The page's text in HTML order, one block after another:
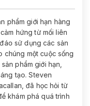
phẩm giới hạn hàng
hứng từ mối liên
sử dụng các sản
chúng một cuộc sống
sản phẩm giới hạn,
tạo. Steven
đã học hỏi từ
khám phá quá trình